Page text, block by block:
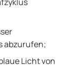
abzurufen;
Licht von